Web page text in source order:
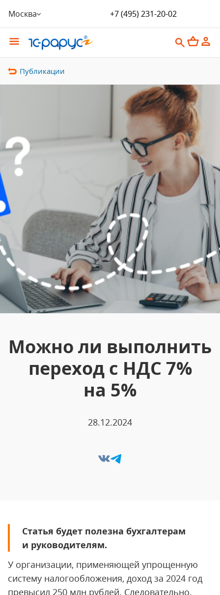
Москва +7 (495) 231-20-02
Публикации
Можно ли выполнить
переход с НДС 7%
на 5%
28.12.2024
Статья будет полезна бухгалтерам
и руководителям.
У организации, применяющей упрощенную
систему налогообложения, доход за 2024 год
превысил 250 млн рублей. Следовательно,